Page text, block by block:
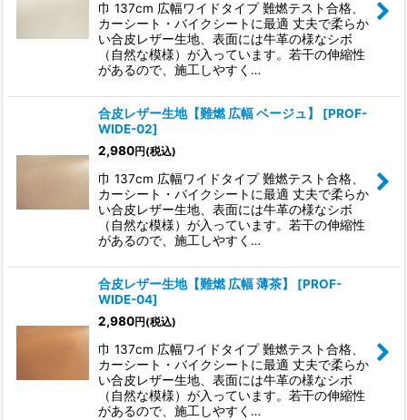
巾 137cm 広幅ワイドタイプ 難燃テスト合格、
カーシート・バイクシートに最適 丈夫で柔らか
い合皮レザー生地、表面には牛革の様なシボ
（自然な模様）が入っています。若干の伸縮性
があるので、施工しやすく…
合皮レザー生地【難燃 広幅 ベージュ】 [PROF-
WIDE-02]
2,980円 (税込)
巾 137cm 広幅ワイドタイプ 難燃テスト合格、
カーシート・バイクシートに最適 丈夫で柔らか
い合皮レザー生地、表面には牛革の様なシボ
（自然な模様）が入っています。若干の伸縮性
があるので、施工しやすく…
合皮レザー生地【難燃 広幅 薄茶】 [PROF-
WIDE-04]
2,980円 (税込)
巾 137cm 広幅ワイドタイプ 難燃テスト合格、
カーシート・バイクシートに最適 丈夫で柔らか
い合皮レザー生地、表面には牛革の様なシボ
（自然な模様）が入っています。若干の伸縮性
があるので、施工しやすく…